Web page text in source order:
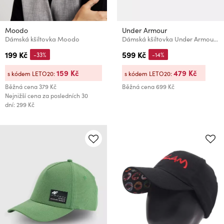
Moodo
Dámská kšiltovka Moodo
199 Kč
Běžná cena379 Kč
Nejnižší cena za posledních 30
dní: 299 Kč
-33%
s kódem LETO20:159 Kč
Under Armour
Dámská kšiltovka Under Armour W Blitzing Low ADJ
599 Kč
Běžná cena699 Kč
-14%
s kódem LETO20:479 Kč